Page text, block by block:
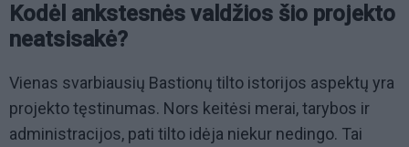
Kodėl ankstesnės valdžios šio projekto
neatsisakė?
Vienas svarbiausių Bastionų tilto istorijos aspektų yra
projekto tęstinumas. Nors keitėsi merai, tarybos ir
administracijos, pati tilto idėja niekur nedingo. Tai